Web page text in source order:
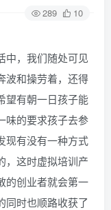
289 10
中，我们随处可见
波和操劳着，还得
望有朝一日孩子能
味的要求孩子去参
现有没有一种方式
，这时虚拟培训产
的创业者就会第一
同时也顺路收获了